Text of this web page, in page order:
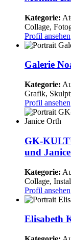
Kategorie:
Collage,
Profil ansehen
Galerie
Kategorie:
Grafik,
Profil ansehen
GK-
und
Kategorie:
Collage,
Profil ansehen
Elisabeth